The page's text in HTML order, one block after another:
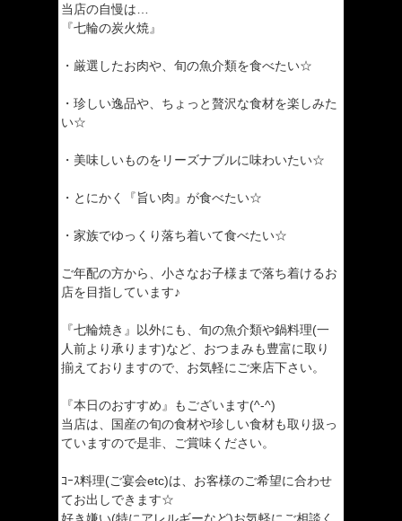
当店の自慢は…
『七輪の炭火焼』
・厳選したお肉や、旬の魚介類を食べたい☆
・珍しい逸品や、ちょっと贅沢な食材を楽しみた
い☆
・美味しいものをリーズナブルに味わいたい☆
・とにかく『旨い肉』が食べたい☆
・家族でゆっくり落ち着いて食べたい☆
ご年配の方から、小さなお子様まで落ち着けるお
店を目指しています♪
『七輪焼き』以外にも、旬の魚介類や鍋料理(一
人前より承ります)など、おつまみも豊富に取り
揃えておりますので、お気軽にご来店下さい。
『本日のおすすめ』もございます(^-^)
当店は、国産の旬の食材や珍しい食材も取り扱っ
ていますので是非、ご賞味ください。
ｺｰｽ料理(ご宴会etc)は、お客様のご希望に合わせ
てお出しできます☆